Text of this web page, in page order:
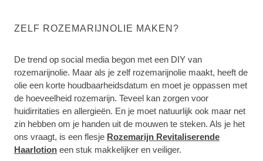
ZELF ROZEMARIJNOLIE MAKEN?
De trend op social media begon met een DIY van
rozemarijnolie. Maar als je zelf rozemarijnolie maakt, heeft de
olie een korte houdbaarheidsdatum en moet je oppassen met
de hoeveelheid rozemarijn. Teveel kan zorgen voor
huidirritaties en allergieën. En je moet natuurlijk ook maar net
zin hebben om je handen uit de mouwen te steken. Als je het
ons vraagt, is een flesje Rozemarijn Revitaliserende
Haarlotion een stuk makkelijker en veiliger.